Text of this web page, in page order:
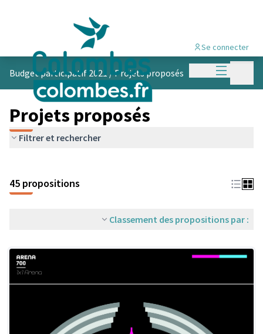
Menu
Se connecter
Budget participatif 2021 /Projets proposés
Projets proposés
Filtrer et rechercher
45 propositions
Classement des propositions par :